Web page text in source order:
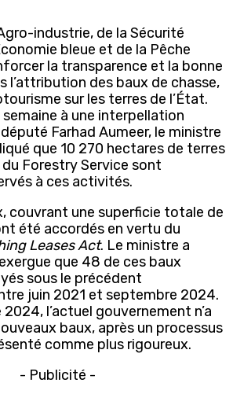
industrie, de la Sécurité
bleue et de la Pêche
la transparence et la bonne
l’attribution des baux de chasse,
sur les terres de l’État.
à une interpellation
Farhad Aumeer, le ministre
que 10 270 hectares de terres
Forestry Service sont
à ces activités.
couvrant une superficie totale de
été accordés en vertu du
Leases Act. Le ministre a
que 48 de ces baux
sous le précédent
juin 2021 et septembre 2024.
l’actuel gouvernement n’a
baux, après un processus
comme plus rigoureux.
- Publicité -